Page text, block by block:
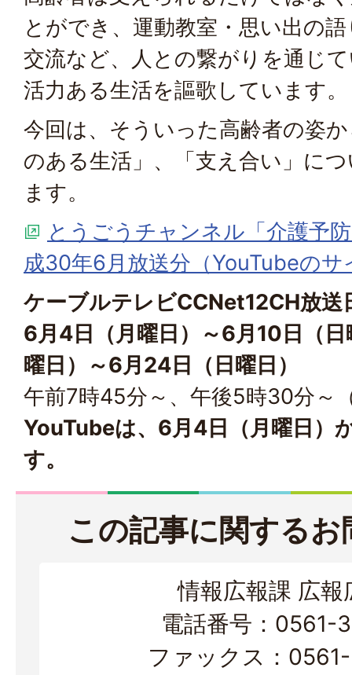
とができ、運動教室・思い出の
交流など、人との繋がりを通じ
活力ある生活を謳歌しています。
今回は、そういった高齢者の姿
のある生活」、「支え合い」に
ます。
とうごうチャンネル「介護予
成30年6月放送分（YouTubeのサ
ケーブルテレビCCNet12CH放送
6月4日（月曜日）～6月10日（
曜日）～6月24日（日曜日）
午前7時45分～、午後5時30分～
YouTubeは、6月4日（月曜日）
す。
この記事に関する
情報広報課 広報
電話番号：0561-
ファックス：